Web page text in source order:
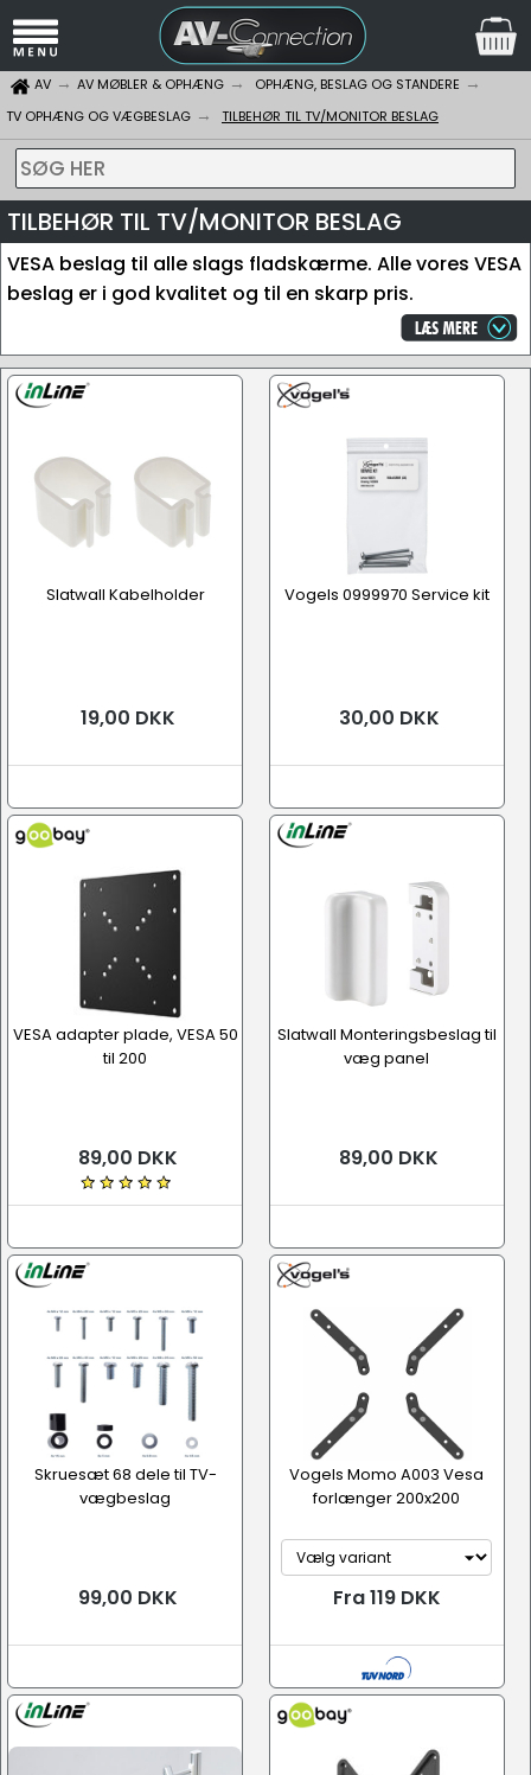
AV AV MØBLER & OPHÆNG
OPHÆNG, BESLAG OG STANDERE
TV OPHÆNG OG VÆGBESLAG
TILBEHØR TIL TV/MONITOR BESLAG
SØG HER
TILBEHØR TIL TV/MONITOR BESLAG
VESA beslag til alle slags fladskærme. Alle vores VESA
beslag er i god kvalitet og til en skarp pris.
Slatwall Kabelholder
19,00 DKK
Vogels 0999970 Service kit
30,00 DKK
VESA adapter plade, VESA 50
til 200
89,00 DKK
Slatwall Monteringsbeslag til
væg panel
89,00 DKK
Skruesæt 68 dele til TV-
vægbeslag
99,00 DKK
Vogels Momo A003 Vesa
forlænger 200x200
Fra 119 DKK